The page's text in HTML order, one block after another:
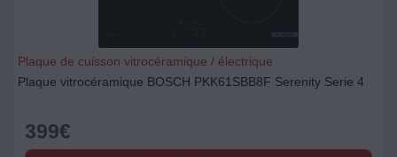
Plaque de cuisson vitrocéramique / électrique
Plaque vitrocéramique BOSCH PKK61SBB8F Serenity Serie 4
399€